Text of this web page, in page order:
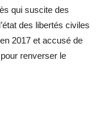
qui suscite des
des libertés civiles
2017 et accusé de
renverser le